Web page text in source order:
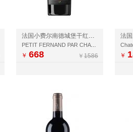
法国小费尔南德城堡干红葡萄酒
PETIT FERNAND PAR CHATEAU FERNAND LAPORTE
￥ 668 ￥ 1586 ￥